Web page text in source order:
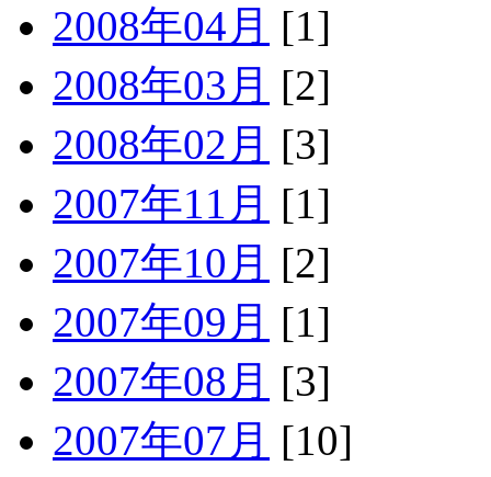
2008年04月 [1]
2008年03月 [2]
2008年02月 [3]
2007年11月 [1]
2007年10月 [2]
2007年09月 [1]
2007年08月 [3]
2007年07月 [10]